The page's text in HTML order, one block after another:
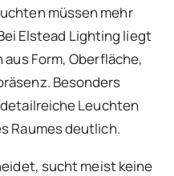
müssen mehr
Elstead Lighting liegt
Form, Oberfläche,
Besonders
Leuchten
Raumes deutlich.
sucht meist keine